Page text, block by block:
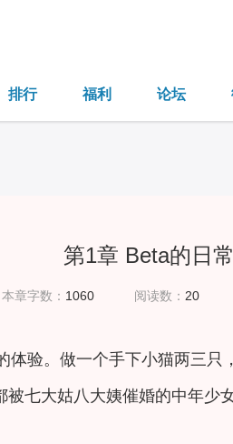
排行 福利 论坛
第1章 Beta的日常
本章字数： 1060 阅读数： 20
体验。做一个手下小猫两三
七大姑八大姨催婚的中年少